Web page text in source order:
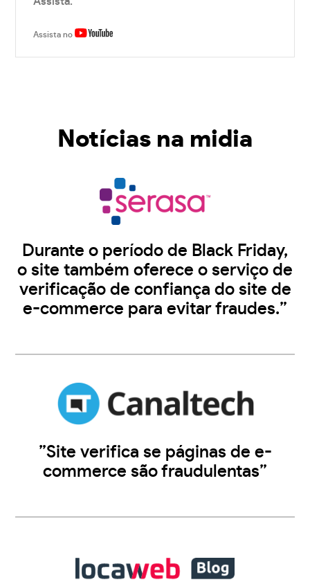
Assista no
Notícias na midia
Durante o período de Black Friday,
o site também oferece o serviço de
verificação de confiança do site de
e-commerce para evitar fraudes.”
”Site verifica se páginas de e-
commerce são fraudulentas”